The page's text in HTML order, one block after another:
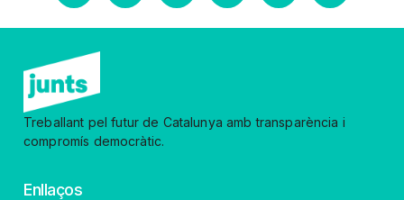
Treballant pel futur de Catalunya amb transparència i
compromís democràtic.
Enllaços